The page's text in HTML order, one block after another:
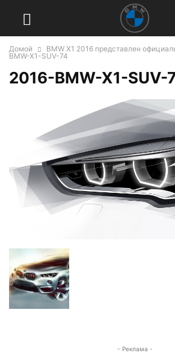
Домой BMW X1 2016 представлен
BMW-X1-SUV-74
2016-BMW-X1-SUV-
- Реклама -